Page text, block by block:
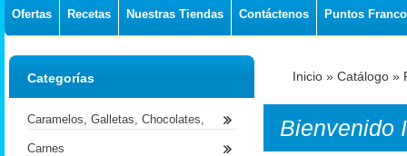
Ofertas Recetas Nuestras Tiendas Contáctenos Puntos Franco
Inicio » Catálogo »
Bienvenido
Categorías
Caramelos, Galletas, Chocolates,
Carnes